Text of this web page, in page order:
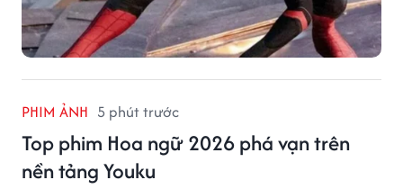
PHIM ẢNH 5 phút trước
Top phim Hoa ngữ 2026 phá vạn trên
nền tảng Youku